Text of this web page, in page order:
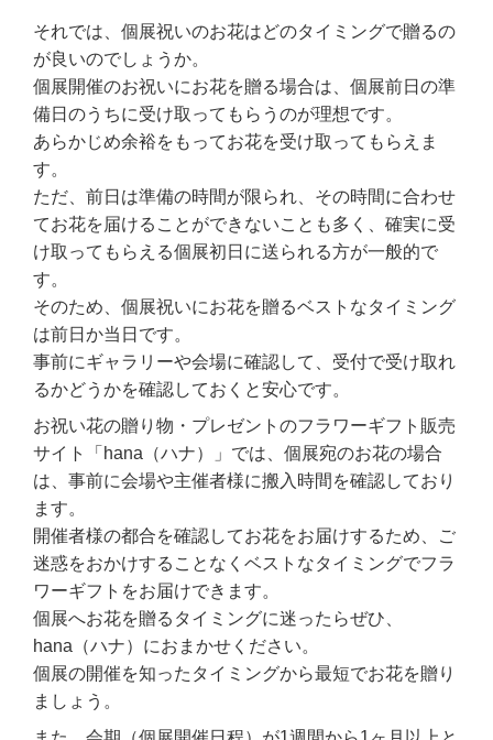
それでは、個展祝いのお花はどのタイミングで贈るの
が良いのでしょうか。
個展開催のお祝いにお花を贈る場合は、個展前日の準
備日のうちに受け取ってもらうのが理想です。
あらかじめ余裕をもってお花を受け取ってもらえま
す。
ただ、前日は準備の時間が限られ、その時間に合わせ
てお花を届けることができないことも多く、確実に受
け取ってもらえる個展初日に送られる方が一般的で
す。
そのため、個展祝いにお花を贈るベストなタイミング
は前日か当日です。
事前にギャラリーや会場に確認して、受付で受け取れ
るかどうかを確認しておくと安心です。
お祝い花の贈り物・プレゼントのフラワーギフト販売
サイト「hana（ハナ）」では、個展宛のお花の場合
は、事前に会場や主催者様に搬入時間を確認しており
ます。
開催者様の都合を確認してお花をお届けするため、ご
迷惑をおかけすることなくベストなタイミングでフラ
ワーギフトをお届けできます。
個展へお花を贈るタイミングに迷ったらぜひ、
hana（ハナ）におまかせください。
個展の開催を知ったタイミングから最短でお花を贈り
ましょう。